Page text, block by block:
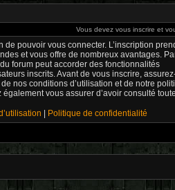
Vous devez vous inscrire et
de pouvoir vous connecter. L’inscription
et vous offre de nombreux avantages.
forum peut accorder des fonctionnalités
inscrits. Avant de vous inscrire,
nos conditions d’utilisation et de notre
vous assurer d’avoir consulté
Politique de confidentialité